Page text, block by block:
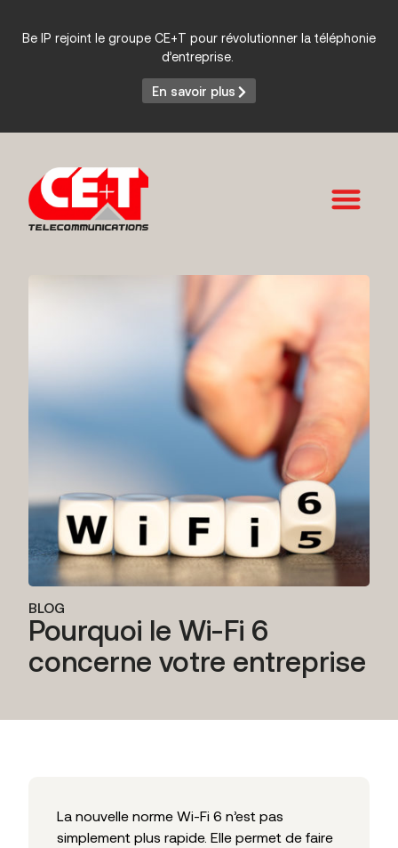
Be IP rejoint le groupe CE+T pour révolutionner la téléphonie
d’entreprise.
En savoir plus
BLOG
Pourquoi le Wi-Fi 6
concerne votre entreprise
La nouvelle norme Wi-Fi 6 n’est pas
simplement plus rapide. Elle permet de faire